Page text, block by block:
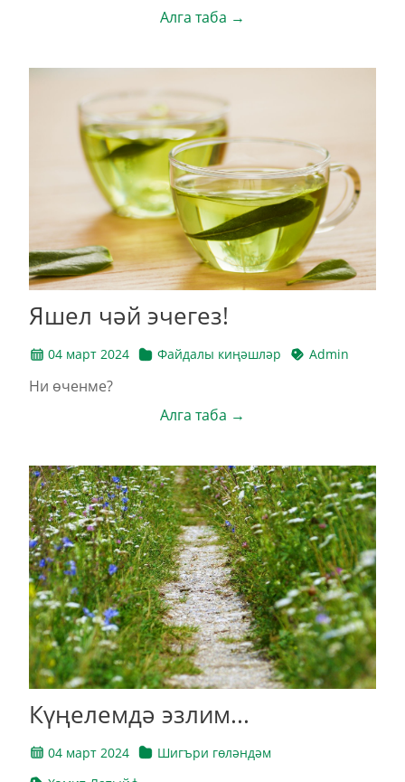
Алга таба →
Яшел чәй эчегез!
04 март 2024 Файдалы киңәшләр Admin
Ни өченме?
Алга таба →
Күңелемдә эзлим...
04 март 2024
Шигъри гөләндәм